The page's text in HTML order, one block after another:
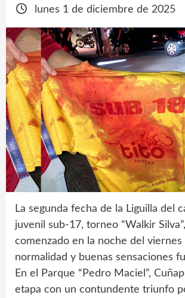
lunes 1 de diciembre de 2025
La segunda fecha de la Liguilla del
juvenil sub-17, torneo “Walkir
comenzado en la noche del viernes
normalidad y buenas sensaciones
En el Parque “Pedro Maciel”,
etapa con un contundente triunfo